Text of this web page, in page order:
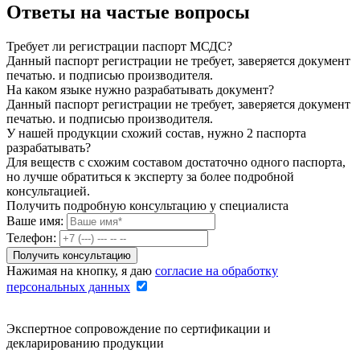
Ответы на частые вопросы
Требует ли регистрации паспорт МСДС?
Данный паспорт регистрации не требует, заверяется документ
печатью. и подписью производителя.
На каком языке нужно разрабатывать документ?
Данный паспорт регистрации не требует, заверяется документ
печатью. и подписью производителя.
У нашей продукции схожий состав, нужно 2 паспорта
разрабатывать?
Для веществ с схожим составом достаточно одного паспорта,
но лучше обратиться к эксперту за более подробной
консультацией.
Получить подробную консультацию у специалиста
Ваше имя:
Телефон:
Нажимая на кнопку, я даю согласие на обработку
персональных данных
Экспертное сопровождение по сертификации и
декларированию продукции